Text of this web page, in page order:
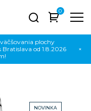
0
plochy
od 1.8.2026
×
NOVINKA